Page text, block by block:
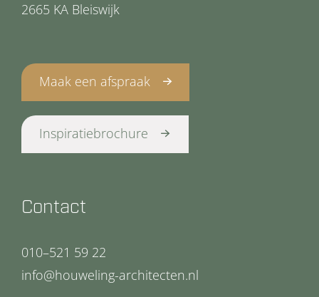
2665 KA Bleiswijk
Maak een afspraak
Inspiratiebrochure
Contact
010–521 59 22
info@houweling-architecten.nl